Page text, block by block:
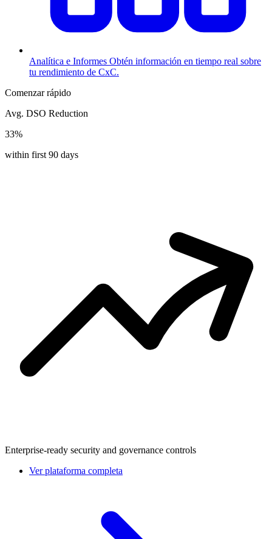
Analítica e Informes Obtén información en tiempo real sobre
tu rendimiento de CxC.
Comenzar rápido
Avg. DSO Reduction
33%
within first 90 days
Enterprise-ready security and governance controls
Ver plataforma completa